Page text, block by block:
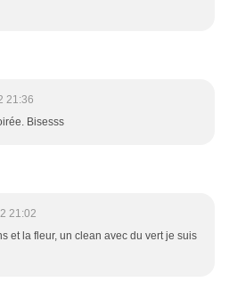
21:36
Bisesss
21:02
et la fleur, un clean avec du vert je suis